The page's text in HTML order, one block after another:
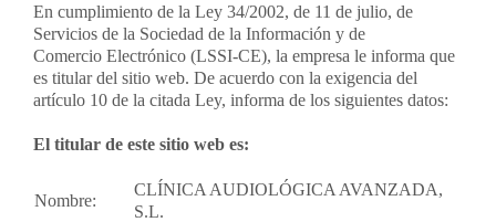
Servicios
Salud auditiva
En cumplimiento de la Ley 34/2002, de 11 de julio, de
Servicios de la Sociedad de la Información y de
Comercio Electrónico (LSSI-CE), la empresa le informa que
es titular del sitio web. De acuerdo con la exigencia del
artículo 10 de la citada Ley, informa de los siguientes datos:
El titular de este sitio web es:
Nombre:
CLÍNICA AUDIOLÓGICA AVANZADA,
S.L.